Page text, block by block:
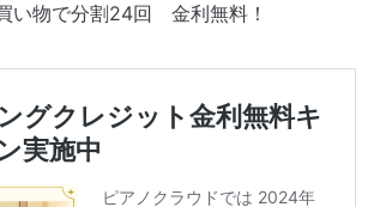
い物で分割24回 金利無料！